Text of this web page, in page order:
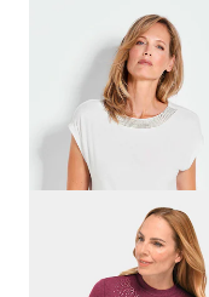
Shirt mit Schmucksteinen
29,95 € 69,95 €
30-Tage-Bestpreis**: 39,95 €